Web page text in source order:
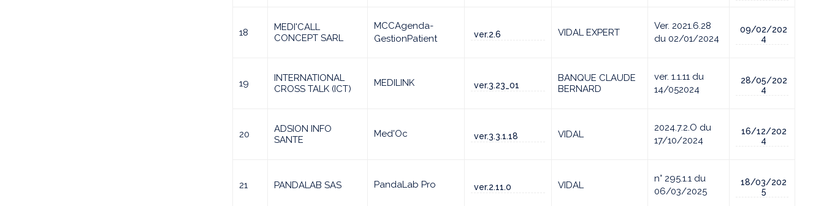
18
MEDI'CALL
CONCEPT SARL
MCCAgenda-
GestionPatient
ver.2.6 VIDAL EXPERT
Ver. 2021.6.28
du 02/01/2024
09/02/202
4
19
INTERNATIONAL
CROSS TALK (ICT)
MEDILINK ver.3.23_01
BANQUE CLAUDE
BERNARD
ver. 1.1.11 du
14/052024
28/05/202
4
20
ADSION INFO
SANTE
Med'Oc ver.3.3.1.18 VIDAL
2024.7.2.O du
17/10/2024
16/12/202
4
21 PANDALAB SAS PandaLab Pro ver.2.11.0 VIDAL
n° 295.1.1 du
06/03/2025
18/03/202
5